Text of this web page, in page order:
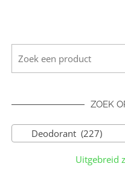
ZOEK
Deodorant (227)
Uitgebreid